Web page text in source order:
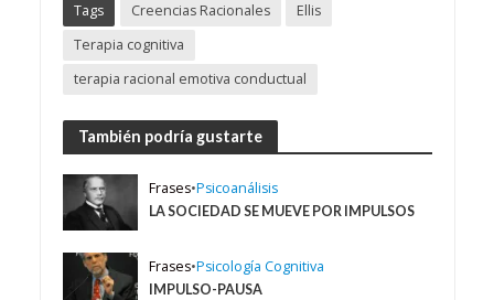
Tags Creencias Racionales
Ellis
Terapia cognitiva
terapia racional emotiva conductual
También podría gustarte
Frases•Psicoanálisis
LA SOCIEDAD SE MUEVE POR IMPULSOS
Frases•Psicología Cognitiva
IMPULSO-PAUSA